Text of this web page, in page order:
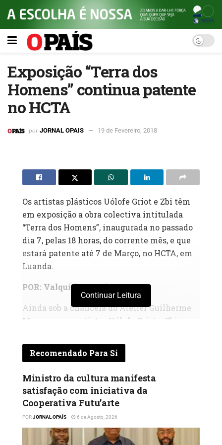
Exposição “Terra dos
Homens” continua patente
no HCTA
por JORNAL OPAIS 19 de Fevereiro, 2018
Os artistas plásticos Uólofe Griot e Zbi têm
em exposição a obra colectiva intitulada
“Terra dos Homens”, inaugurada no passado
dia 7, pelas 18 horas, do corrente mês, e que
estará patente até 7 de Março, no HCTA, em
Luanda.
POR: Valquíria Martins
Ainda sob a chancela do Atelier Guilherme
Mampuya, os artistas Uólofe Griot e Zbi
narrativa contemporânea. Segundo fonte de
OPAÍS, os dois jovens, cada um na sua esfera,
convergem no compromisso e na ligação que
os homens têm com a terra (nação), sendo
que essa ligação é manifestada na luta para
conquistar os sonhos e transformar a
exposição dos dois artistas plásticos é
Continuar Leitura
Recomendado Para Si
Ministro da cultura manifesta
satisfação com iniciativa da
Cooperativa Futu’arte
PORJORNAL OPAÍS 6 de Agosto, 2026